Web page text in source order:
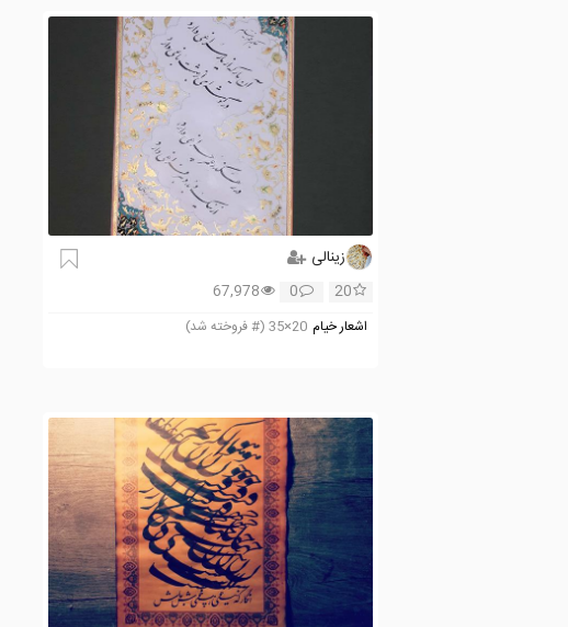
زینالی
20
0
67,978
اشعار خیام 20×35 (# فروخته شد)